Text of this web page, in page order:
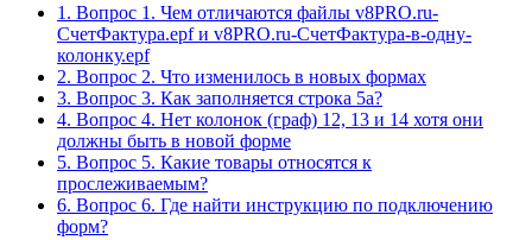
1. Вопрос 1. Чем отличаются файлы v8PRO.ru-
СчетФактура.epf и v8PRO.ru-СчетФактура-в-одну-
колонку.epf
2. Вопрос 2. Что изменилось в новых формах
3. Вопрос 3. Как заполняется строка 5а?
4. Вопрос 4. Нет колонок (граф) 12, 13 и 14 хотя они
должны быть в новой форме
5. Вопрос 5. Какие товары относятся к
прослеживаемым?
6. Вопрос 6. Где найти инструкцию по подключению
форм?